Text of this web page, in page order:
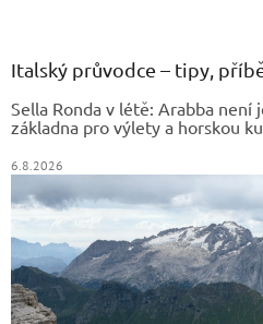
Italský průvodce – tipy,
Sella Ronda v létě: Arabba není
základna pro výlety a horskou
6.8.2026